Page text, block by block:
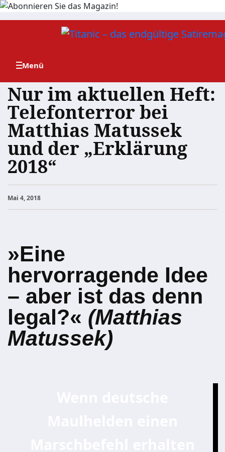
Zum
Nur im aktuellen Heft:
Telefonterror bei
Matthias Matussek
und der „Erklärung
2018“
Mai 4, 2018
»Eine
hervorragende Idee
– aber ist das denn
legal?« (Matthias
Matussek)